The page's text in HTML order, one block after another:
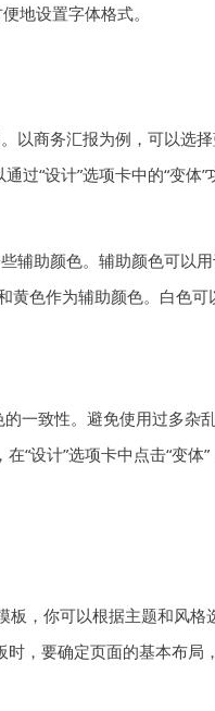
地设置字体格式。
以商务汇报为例，可以选
过“设计”选项卡中的“变体”
辅助颜色。辅助颜色可以
黄色作为辅助颜色。白色
一致性。避免使用过多杂
“设计”选项卡中点击“变
板，你可以根据主题和风
，要确定页面的基本布局